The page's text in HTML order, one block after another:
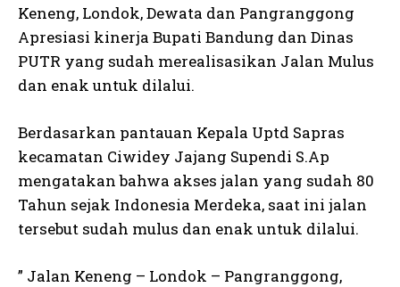
Keneng, Londok, Dewata dan Pangranggong
Apresiasi kinerja Bupati Bandung dan Dinas
PUTR yang sudah merealisasikan Jalan Mulus
dan enak untuk dilalui.
Berdasarkan pantauan Kepala Uptd Sapras
kecamatan Ciwidey Jajang Supendi S.Ap
mengatakan bahwa akses jalan yang sudah 80
Tahun sejak Indonesia Merdeka, saat ini jalan
tersebut sudah mulus dan enak untuk dilalui.
” Jalan Keneng – Londok – Pangranggong,